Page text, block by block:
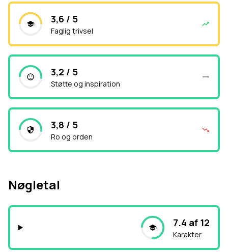
3,6 / 5
Faglig trivsel
3,2 / 5
Støtte og inspiration
3,8 / 5
Ro og orden
Nøgletal
7.4 af 12
Karakter